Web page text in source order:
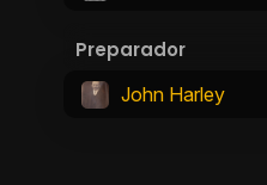
Preparador
John Harley